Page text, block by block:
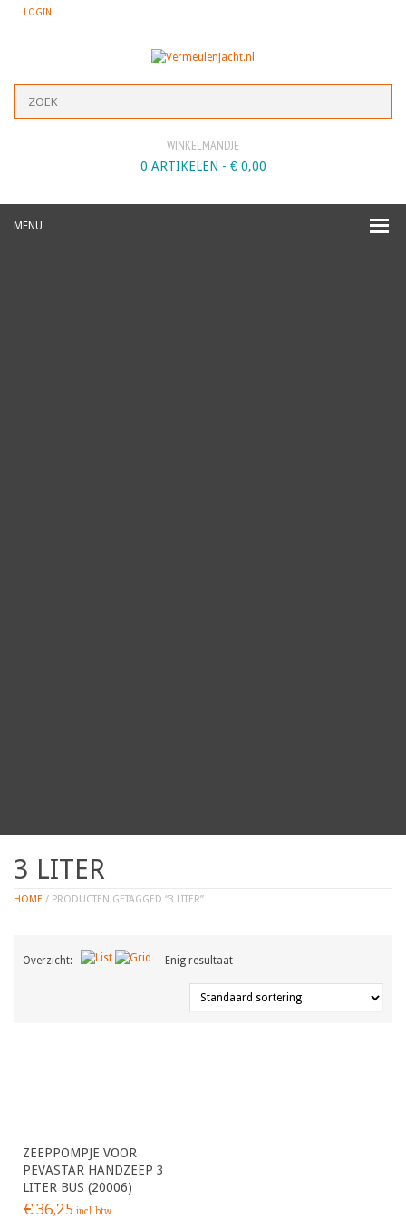
LOGIN
WINKELMANDJE
0 ARTIKELEN - €0,00
MENU
3 LITER
HOME / PRODUCTEN GETAGGED “3 LITER”
Overzicht: Enig resultaat
ZEEPPOMPJE VOOR
PEVASTAR HANDZEEP 3
LITER BUS (20006)
€36,25 incl. btw